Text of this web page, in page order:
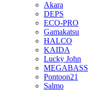
Akara
DEPS
ECO-PRO
Gamakatsu
HALCO
KAIDA
Lucky John
MEGABASS
Pontoon21
Salmo